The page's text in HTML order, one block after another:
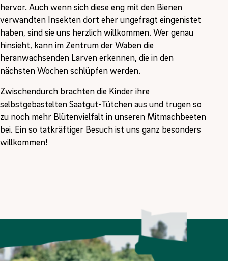
hervor. Auch wenn sich diese eng mit den Bienen
verwandten Insekten dort eher ungefragt eingenistet
haben, sind sie uns herzlich willkommen. Wer genau
hinsieht, kann im Zentrum der Waben die
heranwachsenden Larven erkennen, die in den
nächsten Wochen schlüpfen werden.
Zwischendurch brachten die Kinder ihre
selbstgebastelten Saatgut-Tütchen aus und trugen so
zu noch mehr Blütenvielfalt in unseren Mitmachbeeten
bei. Ein so tatkräftiger Besuch ist uns ganz besonders
willkommen!